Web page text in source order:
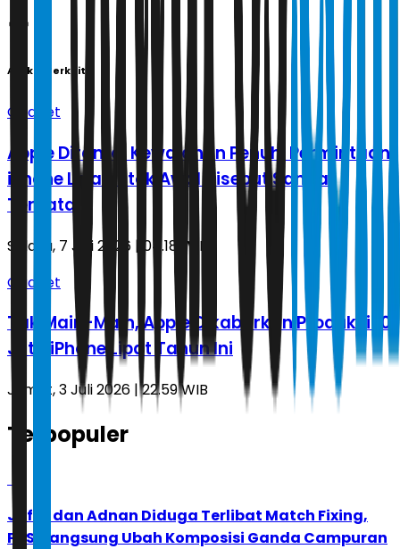
Artikel Terkait
Gadget
Apple Diramal Kewalahan Penuhi Permintaan
iPhone Lipat, Stok Awal Disebut Sangat
Terbatas
Selasa, 7 Juli 2026 | 04.18 WIB
Gadget
Tak Main-Main, Apple Dikabarkan Produksi 10
Juta iPhone Lipat Tahun Ini
Jumat, 3 Juli 2026 | 22.59 WIB
Terpopuler
1
Jafar dan Adnan Diduga Terlibat Match Fixing,
PBSI Langsung Ubah Komposisi Ganda Campuran